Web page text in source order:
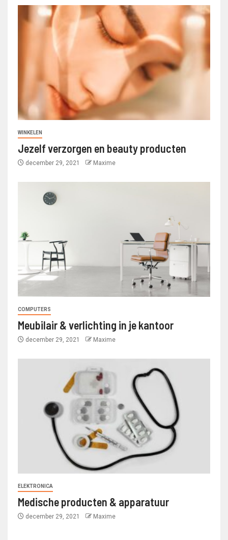
WINKELEN
Jezelf verzorgen en beauty producten
december 29, 2021 Maxime
COMPUTERS
Meubilair & verlichting in je kantoor
december 29, 2021 Maxime
ELEKTRONICA
Medische producten & apparatuur
december 29, 2021 Maxime